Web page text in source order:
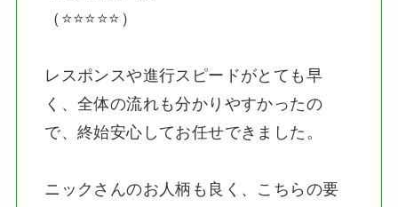
（⭐️⭐️⭐️⭐️⭐️）
レスポンスや進行スピードがとても早
く、全体の流れも分かりやすかったの
で、終始安心してお任せできました。
ニックさんのお人柄も良く、こちらの要